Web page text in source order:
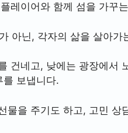
레이어와 함께 섬을 가꾸
아닌, 각자의 삶을 살아가
건네고, 낮에는 광장에서
를 보냅니다.
물을 주기도 하고, 고민 상